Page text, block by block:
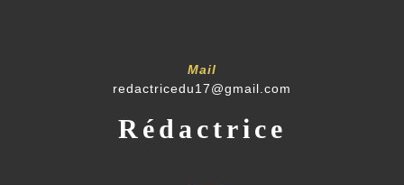
Mail
redactricedu17@gmail.com
Rédactrice